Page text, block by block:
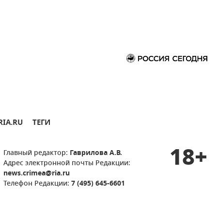
ТЕГИ
Главный редактор: Гаврилова А.В.
Адрес электронной почты Редакции:
news.crimea@ria.ru
Телефон Редакции: 7 (495) 645-6601
18+